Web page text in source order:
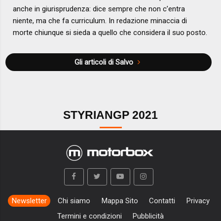
anche in giurisprudenza: dice sempre che non c’entra
niente, ma che fa curriculum. In redazione minaccia di
morte chiunque si sieda a quello che considera il suo posto.
Gli articoli di Salvo
STYRIANGP 2021
Newsletter Chi siamo Mappa Sito Contatti
Privacy
Termini e condizioni
Pubblicità